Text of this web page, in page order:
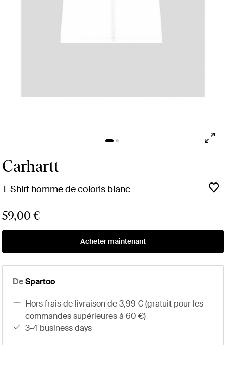
Carhartt
T-Shirt homme de coloris blanc
59,00 €
Acheter maintenant
DeSpartoo
hors frais de livraison de 3,99 € (gratuit pour les
commandes supérieures à 60 €)
3-4 business days